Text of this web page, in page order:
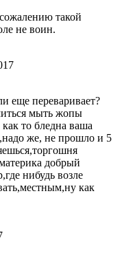
такой
не воин.
еще переваривает?
мыть жопы
то бледна ваша
же, не прошло и 5
добрый
нибудь возле
как